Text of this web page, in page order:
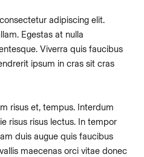
adipiscing elit.
Egestas at nulla
Viverra quis faucibus
ipsum in cras sit cras
risus et, tempus. Interdum
risus risus lectus. In tempor
duis augue quis faucibus
maecenas orci vitae donec